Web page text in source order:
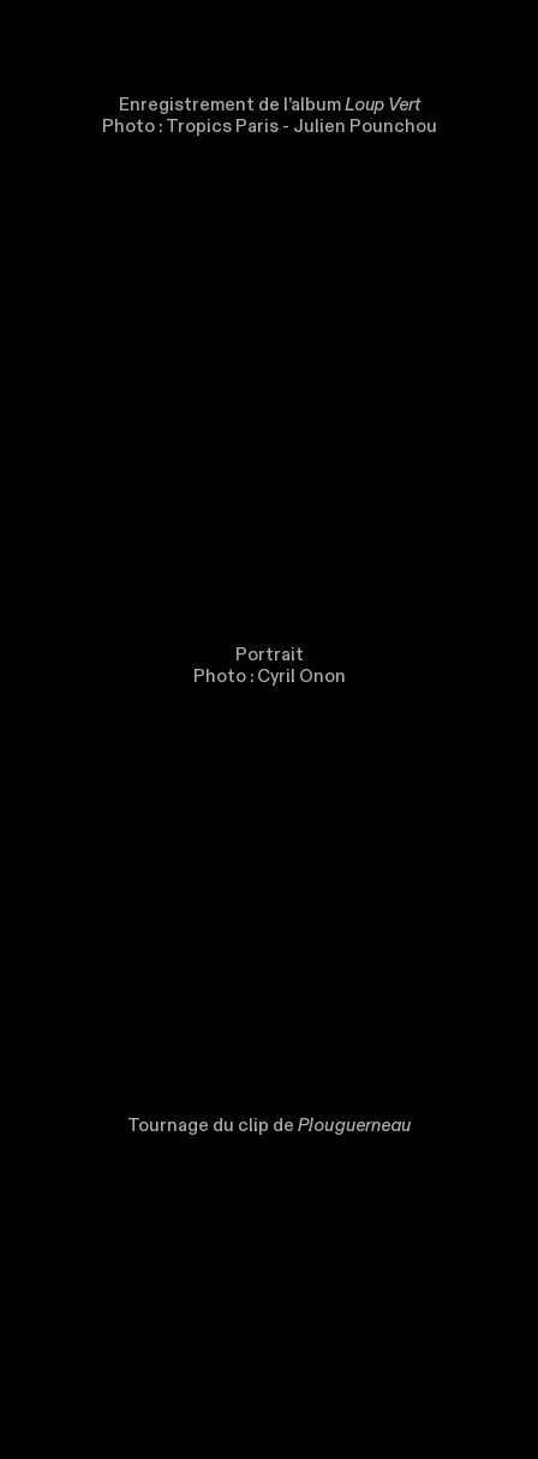
Enregistrement de l’albumLoup Vert
Photo : Tropics Paris - Julien Pounchou
Portrait
Photo : Cyril Onon
Tournage du clip de Plouguerneau